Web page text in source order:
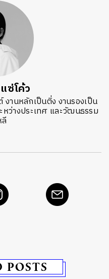
ซ่โค้ว
านหลักเป็นติ่ง งานรองเป็น
หว่างประเทศ และวัฒนธรรม
POSTS